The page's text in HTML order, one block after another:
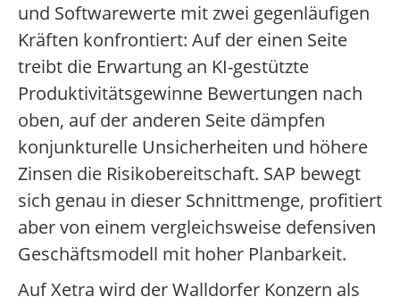
und Softwarewerte mit zwei gegenläufigen
Kräften konfrontiert: Auf der einen Seite
treibt die Erwartung an KI-gestützte
Produktivitätsgewinne Bewertungen nach
oben, auf der anderen Seite dämpfen
konjunkturelle Unsicherheiten und höhere
Zinsen die Risikobereitschaft. SAP bewegt
sich genau in dieser Schnittmenge, profitiert
aber von einem vergleichsweise defensiven
Geschäftsmodell mit hoher Planbarkeit.
Auf Xetra wird der Walldorfer Konzern als